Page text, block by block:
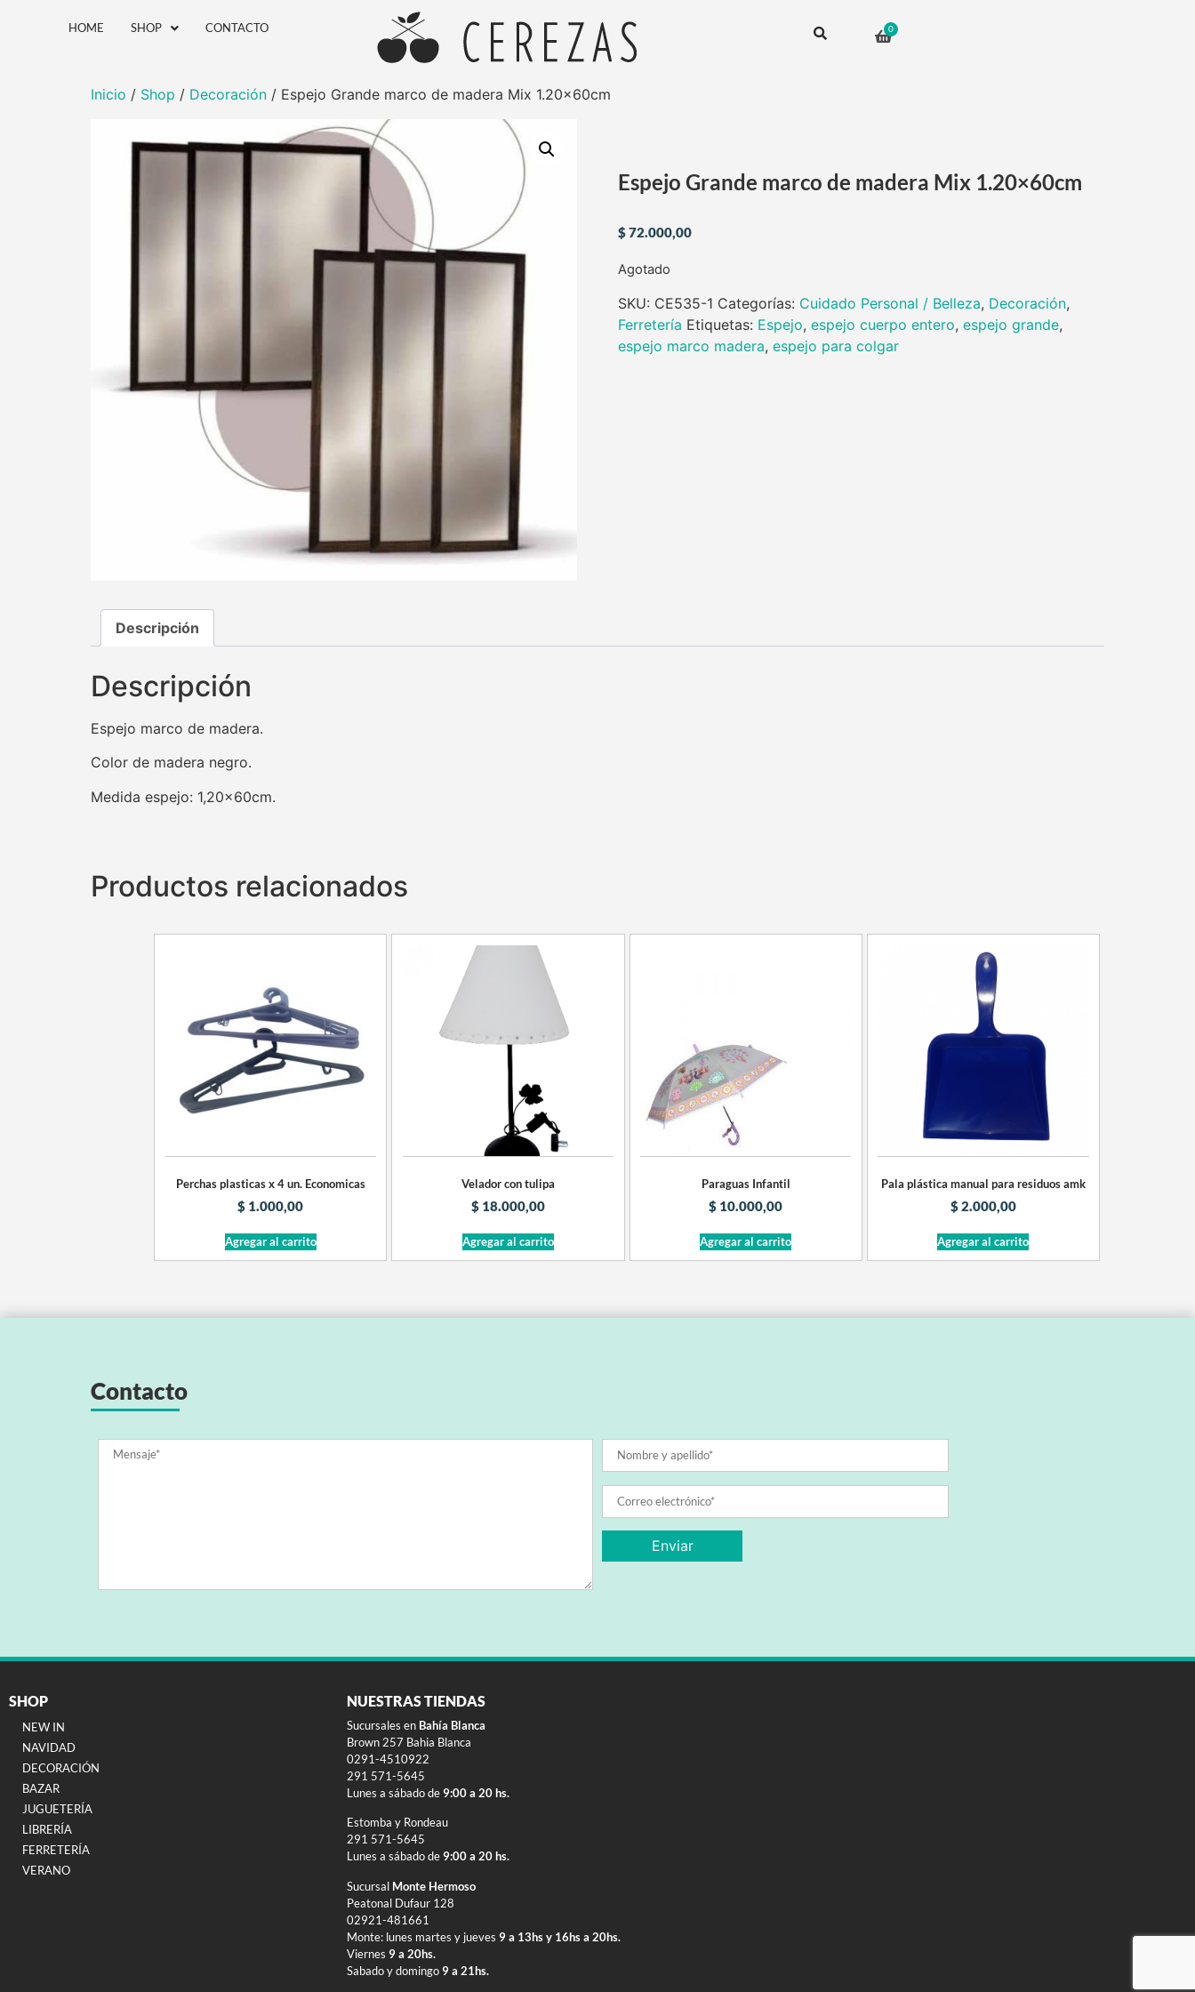
HOME SHOP CONTACTO
Inicio / Shop / Decoración / Espejo Grande marco de madera Mix 1.20×60cm
Espejo Grande marco de madera Mix 1.20×60cm
$72.000,00
Agotado
SKU: CE535-1 Categorías: Cuidado Personal / Belleza, Decoración,
Ferretería Etiquetas: Espejo, espejo cuerpo entero, espejo grande,
espejo marco madera, espejo para colgar
Descripción
Descripción
Espejo marco de madera.
Color de madera negro.
Medida espejo: 1,20×60cm.
Productos relacionados
Perchas plasticas x 4 un. Economicas
$ 1.000,00
Agregar al carrito
Velador con tulipa
$ 18.000,00
Agregar al carrito
Paraguas Infantil
$ 10.000,00
Agregar al carrito
Pala plástica manual para residuos amk
$2.000,00
Agregar al carrito
Contacto
SHOP
NEW IN
NAVIDAD
DECORACIÓN
BAZAR
JUGUETERÍA
LIBRERÍA
FERRETERÍA
VERANO
NUESTRAS TIENDAS
Sucursales en Bahía Blanca
Brown 257 Bahia Blanca
0291-4510922
291 571-5645
Lunes a sábado de 9:00 a 20 hs.
Estomba y Rondeau
291 571-5645
Lunes a sábado de 9:00 a 20 hs.
SucursalMonte Hermoso
Peatonal Dufaur 128
02921-481661
Monte: lunes martes y jueves 9 a 13hs y 16hs a 20hs.
Viernes 9 a 20hs.
Sabado y domingo 9 a 21hs.